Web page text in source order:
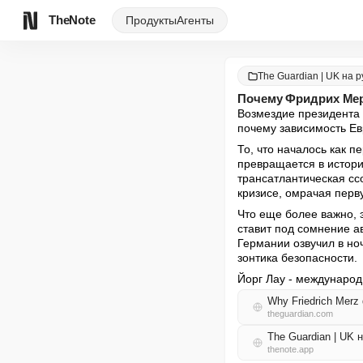
TheNote ПродуктыАгенты
The Guardian | UK на
Почему Фридрих
Возмездие
почему зависимость
То, что началось как
превращается в
трансатлантическая
кризисе, омрачая
Что еще более важно,
ставит под сомнение
Германии озвучил в
зонтика безопасности.
Йорг Лау -
Why Friedrich Merz
theguardian.com
The Guardian | UK
thenote.app